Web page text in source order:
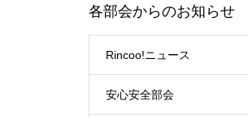
各部会からのお知らせ
Rincoo!ニュース
安心安全部会